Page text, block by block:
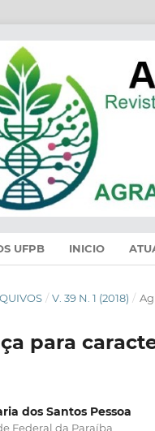
UFPB INICIO
/ V. 39 N. 1 (2018) /
para
dos Santos Pessoa
Federal da Paraíba